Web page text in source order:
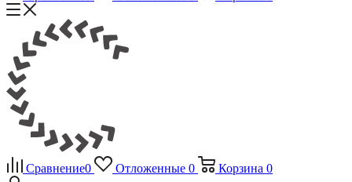
Сравнение0 Отложенные 0 Корзина 0